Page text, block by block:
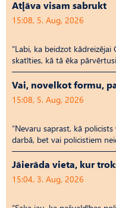
Atļāva visam sabrukt
15:08, 5. Aug, 2026
“Labi, ka beidzot
skatīties, kā tā ēka
Vai, novelkot formu,
15:08, 5. Aug, 2026
“Nevaru saprast, kā
darbā, bet vai policistiem
Jāierāda vieta, kur
15:04, 3. Aug, 2026